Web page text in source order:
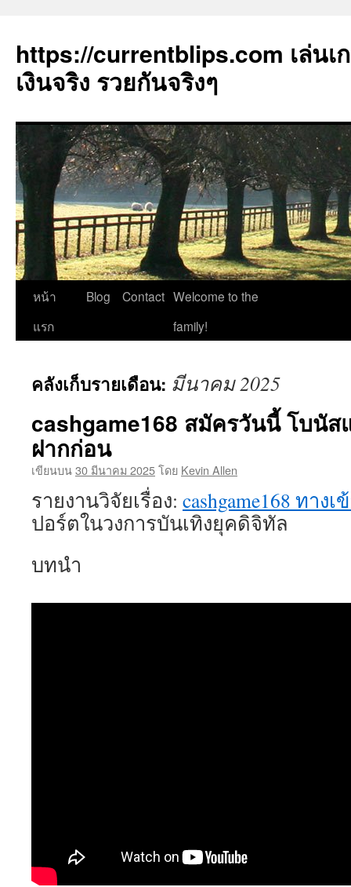
https://currentblips.com เล่น
เงินจริง รวยกันจริงๆ
ข้าม
ไป
เนื้อหา
หน้า
แรก
Blog Contact Welcome to the
family!
คลังเก็บรายเดือน: มีนาคม 2025
cashgame168 สมัครวันนี้ โบนัส
ฝากก่อน
เขียนบน30 มีนาคม 2025โดย Kevin Allen
รายงานวิจัยเรื่อง: cashgame168 ทางเ
ปอร์ตในวงการบันเทิงยุคดิจิทัล
บทนำ